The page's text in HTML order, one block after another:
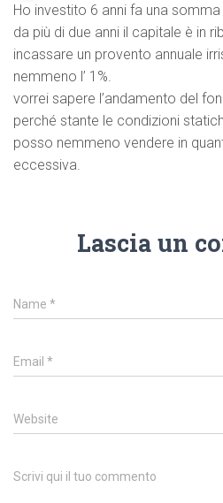
Ho investito 6 anni fa una
da più di due anni il capitale è in
incassare un provento annuale
nemmeno l’ 1%.
vorrei sapere l’andamento del
perché stante le condizioni
posso nemmeno vendere in
eccessiva.
Lascia un
Name *
Email *
Website
Scrivi qui il tuo commento